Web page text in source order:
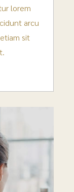
lorem
arcu
sit